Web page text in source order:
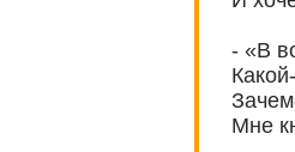
- «В
Мне